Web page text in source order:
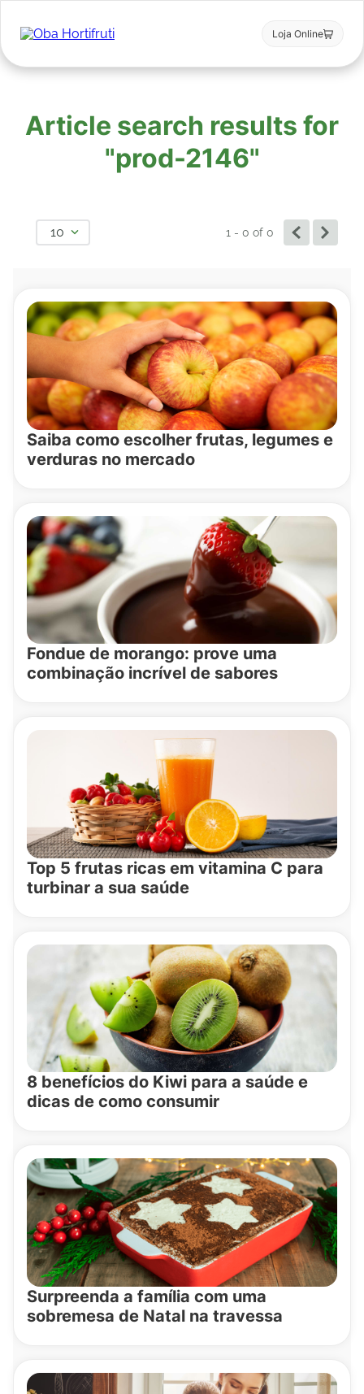
Loja Online
Article search results for
"prod-2146"
10 1 - 0of 0
Saiba como escolher frutas, legumes e
verduras no mercado
Fondue de morango: prove uma
combinação incrível de sabores
Top 5 frutas ricas em vitamina C para
turbinar a sua saúde
8 benefícios do Kiwi para a saúde e
dicas de como consumir
Surpreenda a família com uma
sobremesa de Natal na travessa